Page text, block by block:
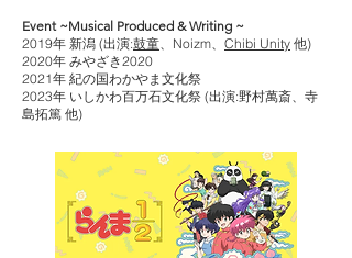
Event ~Musical Produced &Writing ~
2019年 新潟 (出演:鼓童、Noizm、 Chibi Unity 他)
2020年 みやざき2020
2021年 紀の国わかやま文化祭
2023年 いしかわ百万石文化祭 (出演:野村萬斎、寺
島拓篤 他)